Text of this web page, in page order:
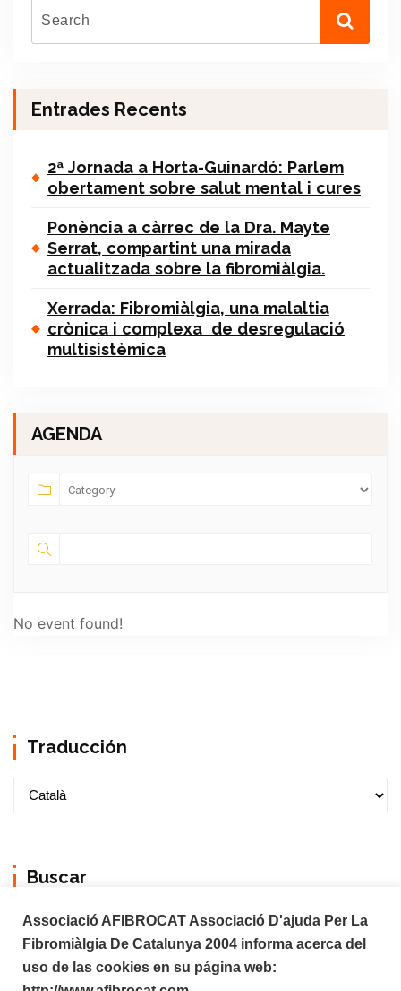
Entrades Recents
2ª Jornada a Horta-Guinardó: Parlem
obertament sobre salut mental i cures
Ponència a càrrec de la Dra. Mayte
Serrat, compartint una mirada
actualitzada sobre la fibromiàlgia.
Xerrada: Fibromiàlgia, una malaltia
crònica i complexa de desregulació
multisistèmica
AGENDA
No event found!
Traducción
Buscar
Associació AFIBROCAT Associació D'ajuda Per La
Fibromiàlgia De Catalunya 2004 informa acerca del
uso de las cookies en su página web: